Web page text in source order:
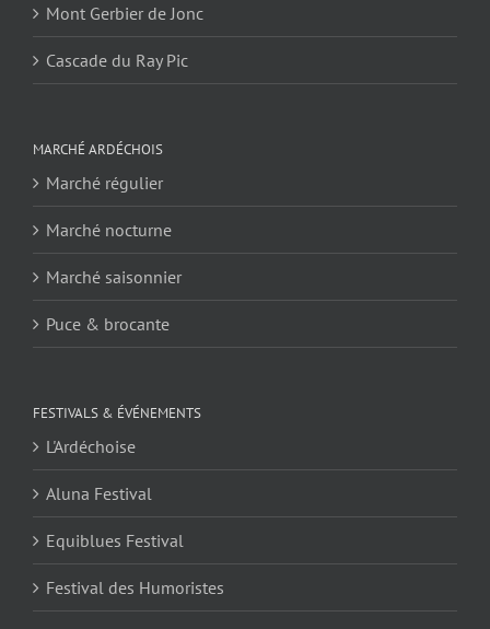
Mont Gerbier de Jonc
Cascade du Ray Pic
MARCHÉ ARDÉCHOIS
Marché régulier
Marché nocturne
Marché saisonnier
Puce & brocante
FESTIVALS & ÉVÉNEMENTS
L'Ardéchoise
Aluna Festival
Equiblues Festival
Festival des Humoristes